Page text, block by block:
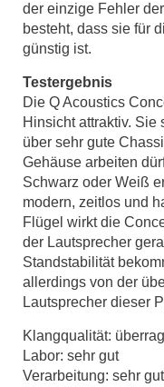
der einzige Fehler
besteht, dass sie für
günstig ist.
Testergebnis
Die Q Acoustics
Hinsicht attraktiv. Sie
über sehr gute
Gehäuse arbeiten
Schwarz oder Weiß
modern, zeitlos und
Flügel wirkt die
der Lautsprecher
Standstabilität
allerdings von der
Lautsprecher dieser
Klangqualität:
Labor: sehr gut
Verarbeitung: sehr gut